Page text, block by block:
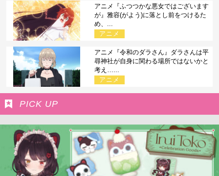
アニメ『ふつつかな悪女ではございます
が』雅容(がよう)に落とし前をつけるた
め、...
アニメ
アニメ『令和のダラさん』ダラさんは平
尋神社が自身に関わる場所ではないかと
考え…...
アニメ
PICK UP